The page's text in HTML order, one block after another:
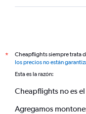
*
Cheapflights siempre trata
los precios no están
Esta es la razón:
Cheapflights no es
Agregamos